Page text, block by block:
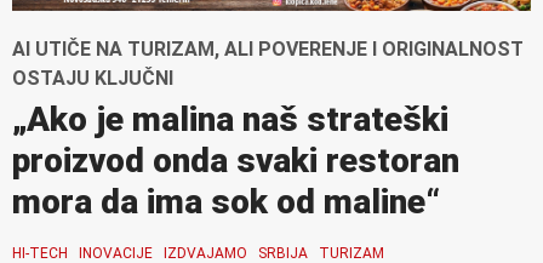
AI UTIČE NA TURIZAM, ALI POVERENJE I ORIGINALNOST
OSTAJU KLJUČNI
„Ako je malina naš strateški
proizvod onda svaki restoran
mora da ima sok od maline“
HI-TECH INOVACIJE IZDVAJAMO SRBIJA TURIZAM